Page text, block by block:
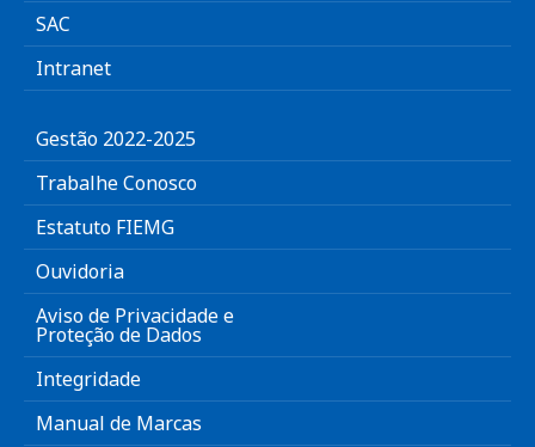
SAC
Intranet
Gestão 2022-2025
Trabalhe Conosco
Estatuto FIEMG
Ouvidoria
Aviso de Privacidade e
Proteção de Dados
Integridade
Manual de Marcas